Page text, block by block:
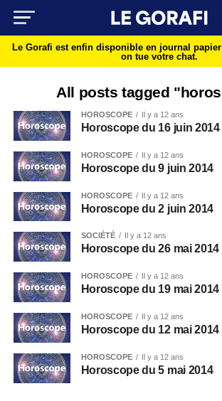
Le Gorafi est enfin disponible en journal
on tue votre chat.
All posts tagged
HOROSCOPE Il y a 12 ans
Horoscope du 16 juin 2014
HOROSCOPE Il y a 12 ans
Horoscope du 9 juin 2014
HOROSCOPE Il y a 12 ans
Horoscope du 2 juin 2014
SOCIÉTÉ Il y a 12 ans
Horoscope du 26 mai 2014
HOROSCOPE Il y a 12 ans
Horoscope du 19 mai 2014
HOROSCOPE Il y a 12 ans
Horoscope du 12 mai 2014
HOROSCOPE Il y a 12 ans
Horoscope du 5 mai 2014